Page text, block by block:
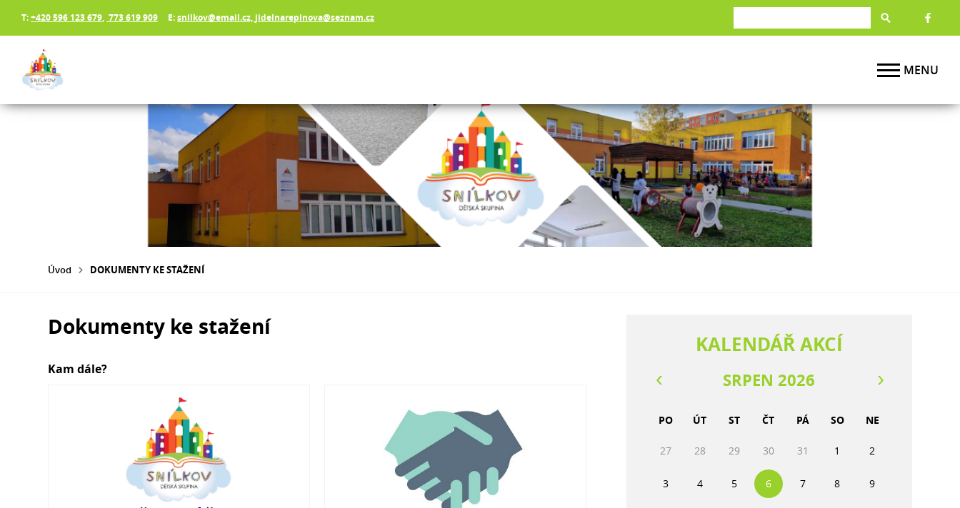
T:+420 596 123 679, 773 619 909 E:snilkov@email.cz, jidelnarepinova@seznam.cz
Úvod DOKUMENTY KE STAŽENÍ
Dokumenty ke stažení
Kam dále?
KALENDÁŘ AKCÍ
SRPEN 2026
PO ÚT ST ČT PÁ SO NE
27 28 29 30 31 1 2
3 4 5 6 7 8 9